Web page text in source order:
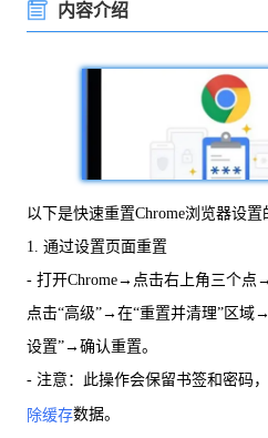
内容介绍
以下是快速重置Chrome浏览器设置
1. 通过设置页面重置
- 打开Chrome→点击右上角三个
点击“高级”→在“重置并清理”区域
设置”→确认重置。
- 注意：此操作会保留书签和密码
除缓存数据。